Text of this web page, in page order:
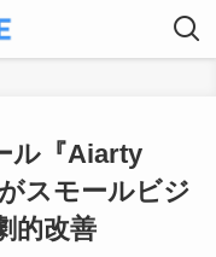
ル『Aiarty
スモールビジ
的改善